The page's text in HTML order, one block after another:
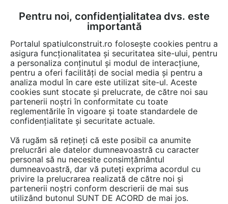
FĂ-ȚI CONT LOGIN
CUM SE FACE
Afla totul despre "Zidarie
aparenta"
1 ARTICOL RESTRANGE
Pentru noi, confidențialitatea dvs. este
importantă
Portalul spatiulconstruit.ro folosește cookies pentru a
asigura funcționalitatea și securitatea site-ului, pentru
a personaliza conținutul și modul de interacțiune,
pentru a oferi facilități de social media și pentru a
analiza modul în care este utilizat site-ul. Aceste
cookies sunt stocate și prelucrate, de către noi sau
partenerii noștri în conformitate cu toate
reglementările în vigoare și toate standardele de
confidențialitate și securitate actuale.
Vă rugăm să rețineți că este posibil ca anumite
prelucrări ale datelor dumneavoastră cu caracter
personal să nu necesite consimțământul
dumneavoastră, dar vă puteți exprima acordul cu
privire la prelucrarea realizată de către noi și
partenerii noștri conform descrierii de mai sus
utilizând butonul SUNT DE ACORD de mai jos.